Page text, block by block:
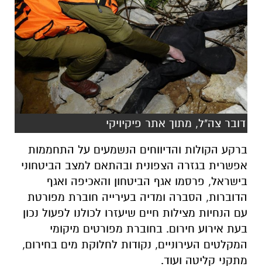
דובר צה"ל, מתוך אתר פיקיויקי
ברקע הקולות והדיווחים הנשמעים על התחממות
אפשרית בגזרה הצפונית ובהתאם למצב הביטחוני
בישראל, פרסמו אגף הביטחון והאכיפה ואגף
עם הנחיות מצילות חיים שיעזרו לכולנו לפעול נכון
בעת אירוע חירום. בחוברת מפורטים מיקומי
המקלטים העירוניים, נקודות לחלוקת מים בחירום,
מתקני קליטה ועוד.
חשוב לציין כי הפצת החוברת נועדה להגברת
המודעות והמוכנות לכל תרחיש ולא מבוססת על
מידע קונקרטי כזה או אחר!